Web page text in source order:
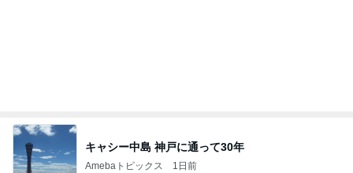
キャシー中島 神戸に通って30年
Amebaトピックス 1日前